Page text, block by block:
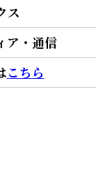
ス
ア・通信
こちら